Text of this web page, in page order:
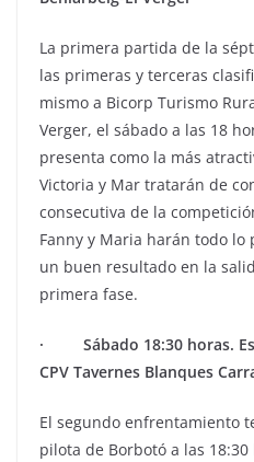
La primera partida de la
las primeras y terceras
mismo a Bicorp Turismo
Verger, el sábado a las 18
presenta como la más
Victoria y Mar tratarán de
consecutiva de la
Fanny y Maria harán todo
un buen resultado en la
primera fase.
· Sábado 18:30 horas.
CPV Tavernes Blanques
El segundo enfrentamiento
pilota de Borbotó a las